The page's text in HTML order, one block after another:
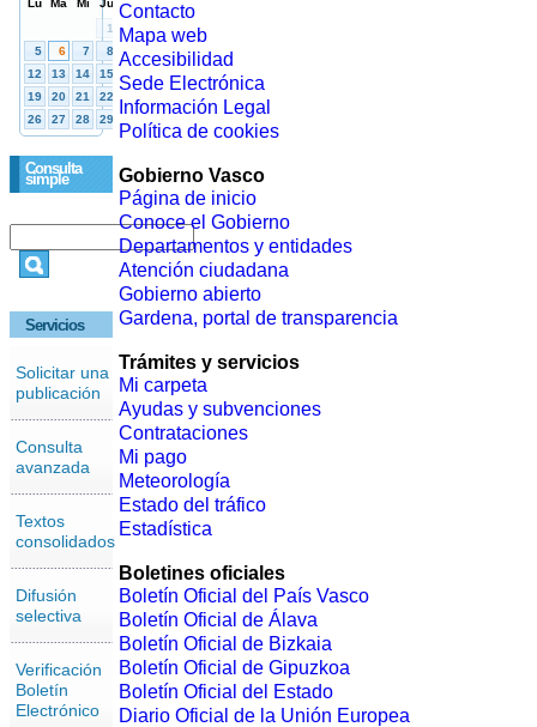
Consulta
simple
Servicios
Solicitar una
publicación
Consulta
avanzada
Textos
consolidados
Difusión
selectiva
Verificación
Boletín
Electrónico
Contacto
Mapa web
Accesibilidad
Sede Electrónica
Información Legal
Política de cookies
Gobierno Vasco
Página de inicio
Conoce el Gobierno
Departamentos y entidades
Atención ciudadana
Gobierno abierto
Gardena, portal de transparencia
Trámites y servicios
Mi carpeta
Ayudas y subvenciones
Contrataciones
Mi pago
Meteorología
Estado del tráfico
Estadística
Boletines oficiales
Boletín Oficial del País Vasco
Boletín Oficial de Álava
Boletín Oficial de Bizkaia
Boletín Oficial de Gipuzkoa
Boletín Oficial del Estado
Diario Oficial de la Unión Europea